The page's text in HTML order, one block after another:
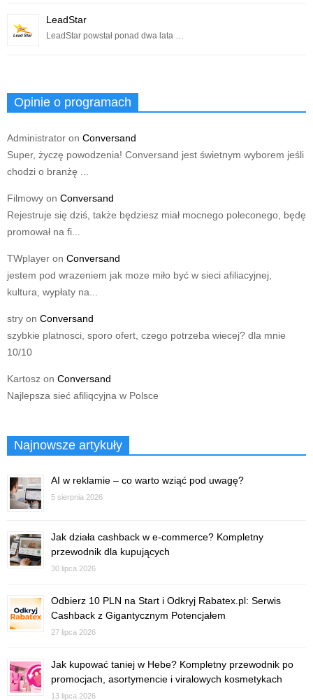
LeadStar
LeadStar powstał ponad dwa lata …
Opinie o programach
Administrator on Conversand
Super, życzę powodzenia! Conversand jest świetnym wyborem jeśli
chodzi o branżę ...
Filmowy on Conversand
Rejestruje się dziś, także będziesz miał mocnego poleconego, będę
promował na fi...
TWplayer on Conversand
jestem pod wrazeniem jak moze miło być w sieci afiliacyjnej,
kultura, wypłaty na...
stry on Conversand
szybkie platnosci, sporo ofert, czego potrzeba wiecej? dla mnie
10/10
Kartosz on Conversand
Najlepsza sieć afiliqcyjna w Polsce
Najnowsze artykuły
AI w reklamie – co warto wziąć pod uwagę?
5 sierpnia 2026
Jak działa cashback w e-commerce? Kompletny
przewodnik dla kupujących
30 lipca 2026
Odbierz 10 PLN na Start i Odkryj Rabatex.pl: Serwis
Cashback z Gigantycznym Potencjałem
27 lipca 2026
Jak kupować taniej w Hebe? Kompletny przewodnik po
promocjach, asortymencie i viralowych kosmetykach
13 lipca 2026